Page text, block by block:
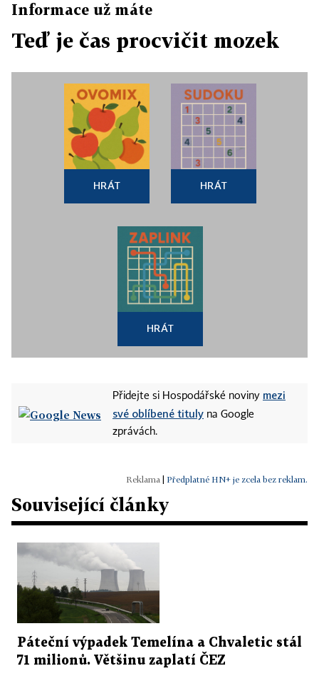
Informace už máte
Teď je čas procvičit mozek
HRÁT HRÁT
HRÁT
Přidejte si Hospodářské noviny mezi
své oblíbené tituly na Google
zprávách.
Předplatné HN+ je zcela bez reklam.
Související články
Páteční výpadek Temelína a Chvaletic stál
71 milionů. Většinu zaplatí ČEZ